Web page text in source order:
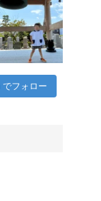
でフォロー